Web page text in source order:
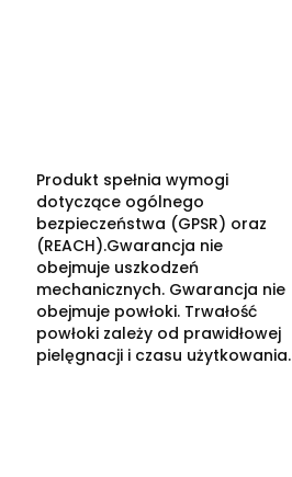
Produkt spełnia wymogi
dotyczące ogólnego
bezpieczeństwa (GPSR) oraz
(REACH).Gwarancja nie
obejmuje uszkodzeń
mechanicznych. Gwarancja nie
obejmuje powłoki. Trwałość
powłoki zależy od prawidłowej
pielęgnacji i czasu użytkowania.